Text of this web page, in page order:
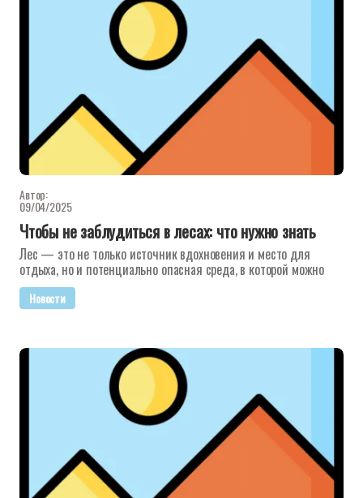
Автор:
09/04/2025
Чтобы не заблудиться в лесах: что нужно знать
Лес — это не только источник вдохновения и место для
отдыха, но и потенциально опасная среда, в которой можно
Новости